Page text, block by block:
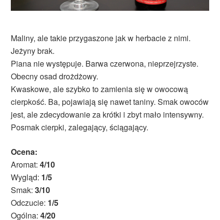
Maliny, ale takie przygaszone jak w herbacie z nimi.
Jeżyny brak.
Piana nie występuje. Barwa czerwona, nieprzejrzyste.
Obecny osad drożdżowy.
Kwaskowe, ale szybko to zamienia się w owocową
cierpkość. Ba, pojawiają się nawet taniny. Smak owoców
jest, ale zdecydowanie za krótki i zbyt mało intensywny.
Posmak cierpki, zalegający, ściągający.
Ocena:
Aromat:4/10
Wygląd: 1/5
Smak:3/10
Odczucie: 1/5
Ogólna:4/20